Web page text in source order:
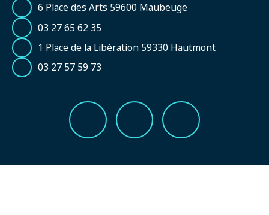
6 Place des Arts 59600 Maubeuge
03 27 65 62 35
1 Place de la Libération 59330 Hautmont
03 27 57 59 73